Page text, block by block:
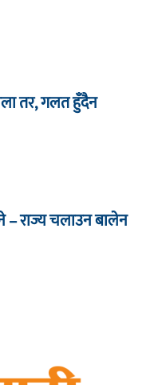
तर, गलत हुँदैन
– राज्य चलाउन बालेन